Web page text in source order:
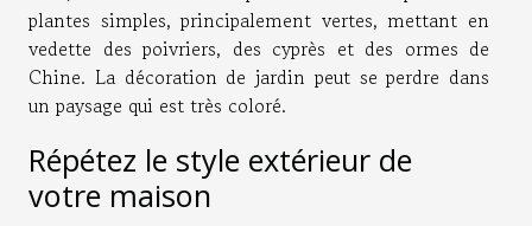
plantes simples, principalement vertes, mettant en
vedette des poivriers, des cyprès et des ormes de
Chine. La décoration de jardin peut se perdre dans
un paysage qui est très coloré.
Répétez le style extérieur de
votre maison